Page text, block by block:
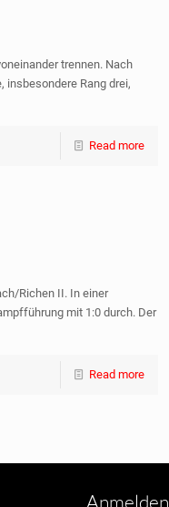
trennen. Nach
insbesondere Rang drei,
Read more
Richen II. In einer
mit 1:0 durch. Der
Read more
Anmelden